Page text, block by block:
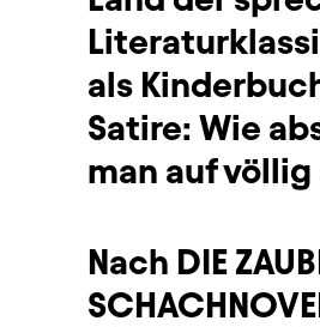
als
Satire: Wie
man auf
Nach DIE